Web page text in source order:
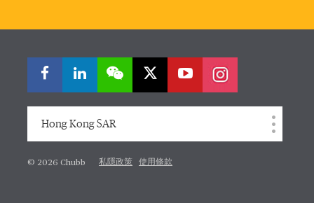
Hong Kong SAR
© 2026 Chubb 私隱政策 使用條款